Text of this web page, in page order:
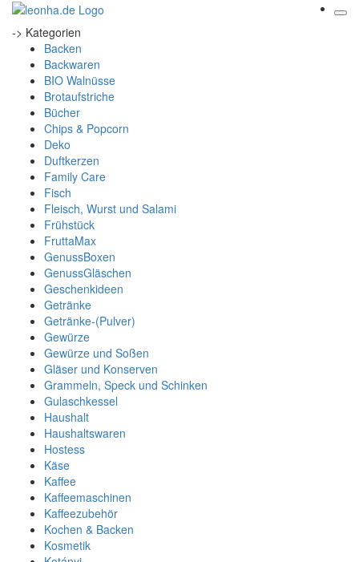
-> Kategorien
Backen
Backwaren
BIO Walnüsse
Brotaufstriche
Bücher
Chips & Popcorn
Deko
Duftkerzen
Family Care
Fisch
Fleisch, Wurst und Salami
Frühstück
FruttaMax
GenussBoxen
GenussGläschen
Geschenkideen
Getränke
Getränke-(Pulver)
Gewürze
Gewürze und Soßen
Gläser und Konserven
Grammeln, Speck und Schinken
Gulaschkessel
Haushalt
Haushaltswaren
Hostess
Käse
Kaffee
Kaffeemaschinen
Kaffeezubehör
Kochen & Backen
Kosmetik